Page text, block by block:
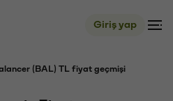
Giriş yap
(BAL) TL fiyat geçmişi